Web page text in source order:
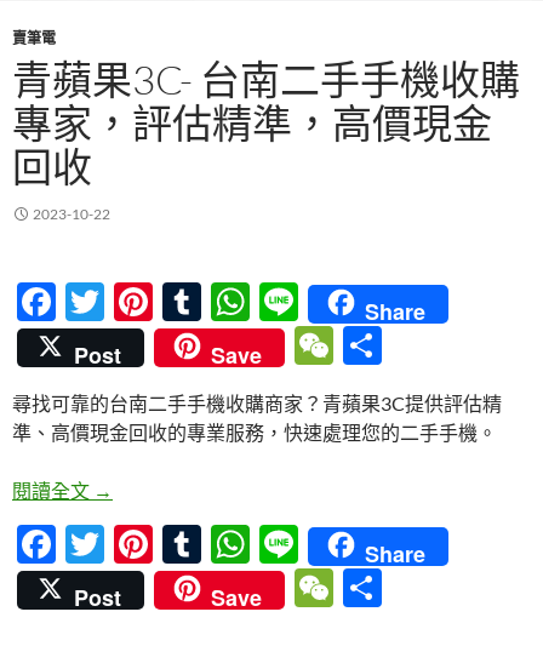
賣筆電
青蘋果3C- 台南二手手機收購
專家，評估精準，高價現金
回收
2023-10-22
F
ac
e
b
o
o
k
T
w
itt
er
Pi
nt
er
es
t
T
u
m
bl
r
W
h
at
s
A
p
Li
n
e
Share
Post
Save
W
e
C
享
尋找可靠的台南二手手機收購商家？青蘋果3C提供評估精
準、高價現金回收的專業服務，快速處理您的二手手機。
閱讀全文 青蘋果3C- 台南二手手機收購專家，評估精準，高價
→
F
ac
e
T
w
itt
Pi
nt
er
T
u
m
W
h
at
Li
n
e
Share
Post
Save
W